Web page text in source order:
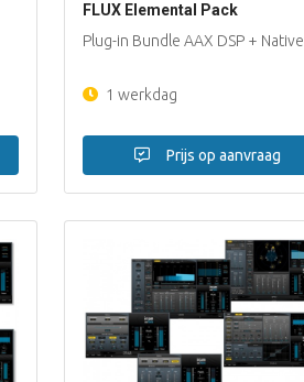
FLUX Elemental Pack
Plug-in Bundle AAX DSP + Native
1 werkdag
Prijs op aanvraag